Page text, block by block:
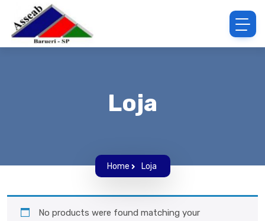
Loja
Home Loja
No products were found matching your